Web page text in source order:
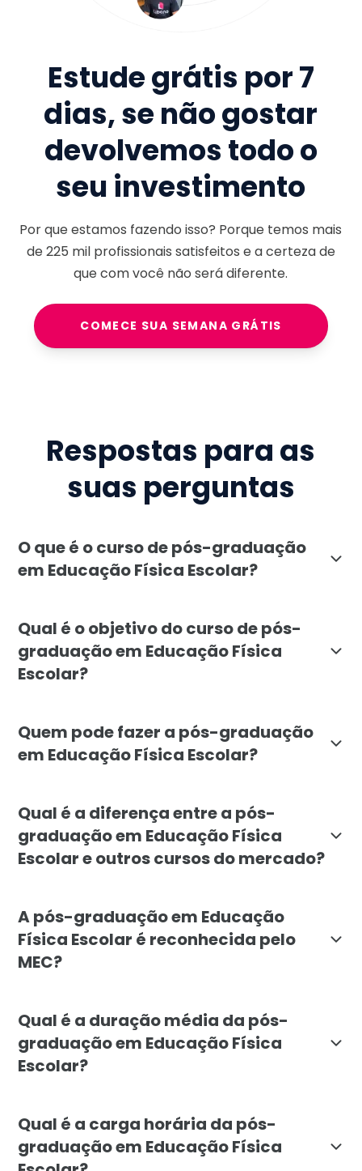
Estude grátis por 7
dias, se não gostar
devolvemos todo o
seu investimento
Por que estamos fazendo isso? Porque temos mais
de225 milprofissionais satisfeitos e a certeza de
que com você não será diferente.
COMECE SUA SEMANA GRÁTIS
Respostas para as
suas perguntas
O que é o curso de pós-graduação
em Educação Física Escolar?
Qual é o objetivo do curso de pós-
graduação em Educação Física
Escolar?
Quem pode fazer a pós-graduação
em Educação Física Escolar?
Qual é a diferença entre a pós-
graduação em Educação Física
Escolar e outros cursos do mercado?
A pós-graduação em Educação
Física Escolar é reconhecida pelo
MEC?
Qual é a duração média da pós-
graduação em Educação Física
Escolar?
Qual é a carga horária da pós-
graduação em Educação Física